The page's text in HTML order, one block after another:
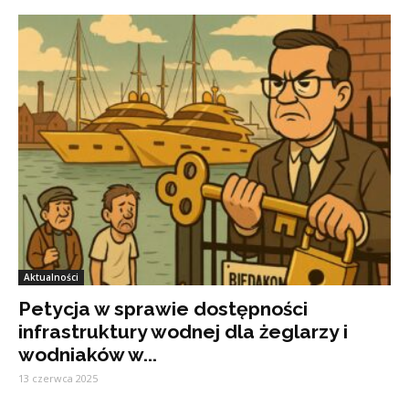
Aktualności
Petycja w sprawie dostępności
infrastruktury wodnej dla żeglarzy i
wodniaków w...
13 czerwca 2025